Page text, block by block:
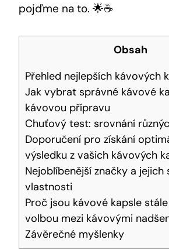
pojďme na to. 🌟☕️
Obsah
Přehled nejlepších kávových
Jak vybrat správné kávové
kávovou přípravu
Chuťový test: srovnání
Doporučení pro získání
výsledku z vašich kávových
Nejoblíbenější značky a jejich
vlastnosti
Proč jsou kávové kapsle
volbou mezi kávovými
Závěrečné myšlenky